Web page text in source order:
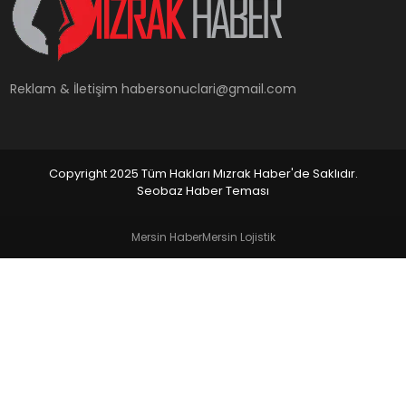
YAŞAM
Reklam & İletişimhabersonuclari@gmail.com
Copyright 2025 Tüm Hakları Mızrak Haber'de Saklıdır.
Seobaz Haber Teması
Mersin HaberMersin Lojistik